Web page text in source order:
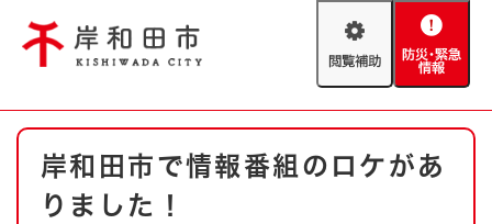
閲
助
防
緊
情
やさしい日本語
防災・緊急情報 救急・消防
ハザードマップ
本
岸和田市で情報番組のロケがあ
りました！